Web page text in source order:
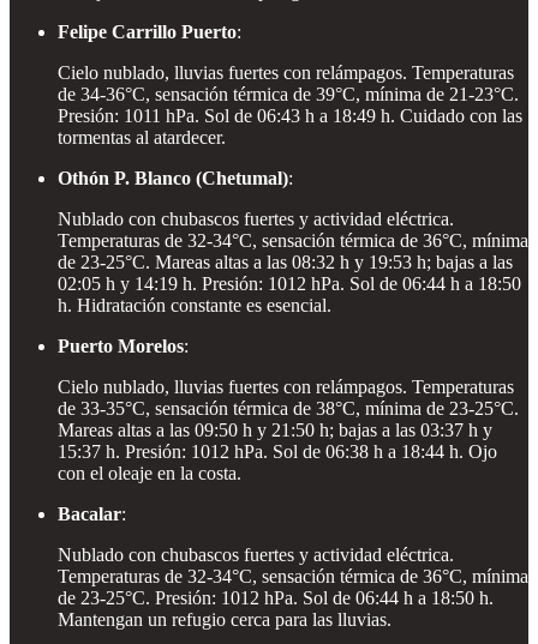
Felipe Carrillo Puerto:
Cielo nublado, lluvias fuertes con relámpagos. Temperaturas
de 34-36°C, sensación térmica de 39°C, mínima de 21-23°C.
Presión: 1011 hPa. Sol de 06:43 h a 18:49 h. Cuidado con las
tormentas al atardecer.
Othón P. Blanco (Chetumal):
Nublado con chubascos fuertes y actividad eléctrica.
Temperaturas de 32-34°C, sensación térmica de 36°C, mínima
de 23-25°C. Mareas altas a las 08:32 h y 19:53 h; bajas a las
02:05 h y 14:19 h. Presión: 1012 hPa. Sol de 06:44 h a 18:50
h. Hidratación constante es esencial.
Puerto Morelos:
Cielo nublado, lluvias fuertes con relámpagos. Temperaturas
de 33-35°C, sensación térmica de 38°C, mínima de 23-25°C.
Mareas altas a las 09:50 h y 21:50 h; bajas a las 03:37 h y
15:37 h. Presión: 1012 hPa. Sol de 06:38 h a 18:44 h. Ojo
con el oleaje en la costa.
Bacalar:
Nublado con chubascos fuertes y actividad eléctrica.
Temperaturas de 32-34°C, sensación térmica de 36°C, mínima
de 23-25°C. Presión: 1012 hPa. Sol de 06:44 h a 18:50 h.
Mantengan un refugio cerca para las lluvias.